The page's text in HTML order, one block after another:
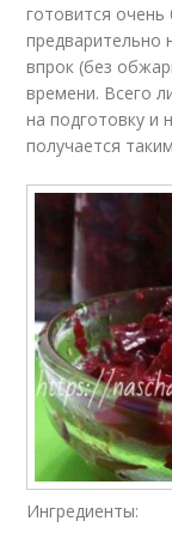
готовится
предварительно
впрок (без
времени. Всего
на подготовку и
получается
Ингредиенты: